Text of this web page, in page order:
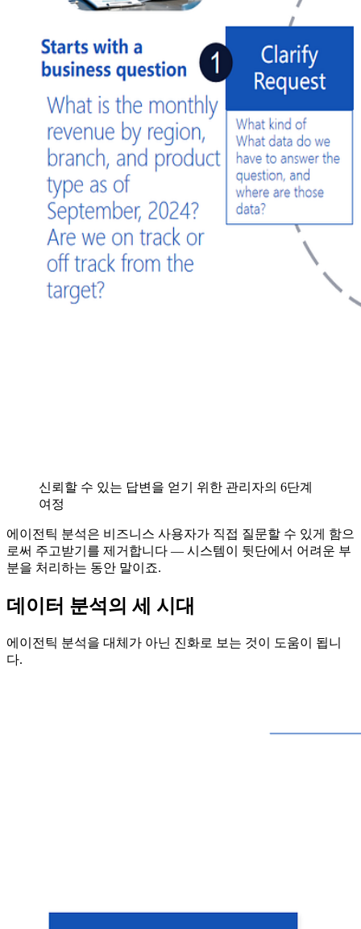
신뢰할 수 있는 답변을 얻기 위한 관리자의 6단계
여정
에이전틱 분석은 비즈니스 사용자가 직접 질문할 수 있게 함으
로써 주고받기를 제거합니다 — 시스템이 뒷단에서 어려운 부
분을 처리하는 동안 말이죠.
데이터 분석의 세 시대
에이전틱 분석을 대체가 아닌 진화로 보는 것이 도움이 됩니
다.